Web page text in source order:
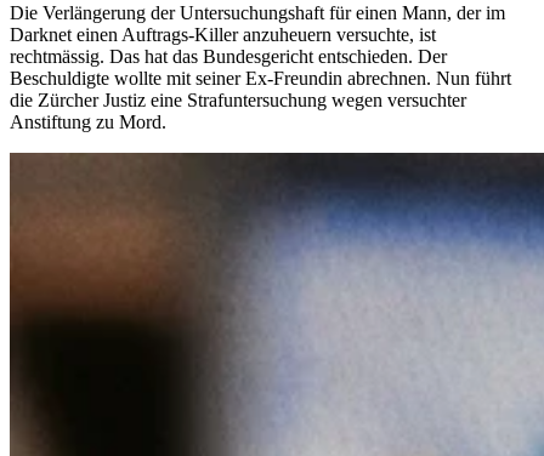
Die Verlängerung der Untersuchungshaft für einen Mann, der im
Darknet einen Auftrags-Killer anzuheuern versuchte, ist
rechtmässig. Das hat das Bundesgericht entschieden. Der
Beschuldigte wollte mit seiner Ex-Freundin abrechnen. Nun führt
die Zürcher Justiz eine Strafuntersuchung wegen versuchter
Anstiftung zu Mord.